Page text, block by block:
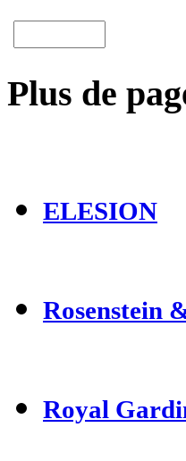
Plus de
ELESION
Rosenstein
Royal